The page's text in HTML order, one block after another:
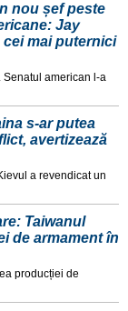
nou șef peste
Jay
mai puternici
Senatul american l-a
s-ar putea
avertizează
a revendicat un
Taiwanul
de armament în
producției de